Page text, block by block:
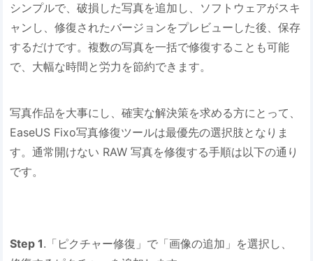
シンプルで、破損した写真を追加し、ソフトウェアがスキ
ャンし、修復されたバージョンをプレビューした後、保存
するだけです。複数の写真を一括で修復することも可能
で、大幅な時間と労力を節約できます。
写真作品を大事にし、確実な解決策を求める方にとって、
EaseUS Fixo写真修復ツールは最優先の選択肢となりま
す。通常開けない RAW 写真を修復する手順は以下の通り
です。
Step 1.「ピクチャー修復」で「画像の追加」を選択し、